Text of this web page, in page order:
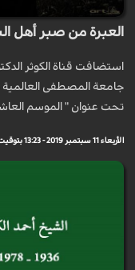
العبرة من صبر أهل
استضافت قناة الكوثر
جامعة المصطفى
تحت عنوان " الموسم
الأربعاء 11 سبتمبر 2019 - 13:23 بتوقيت مكة